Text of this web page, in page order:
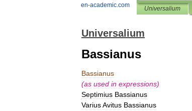
en-academic.com Universalium
Universalium
Bassianus
Bassianus
(as used in expressions)
Septimius Bassianus
VariusAvitus Bassianus